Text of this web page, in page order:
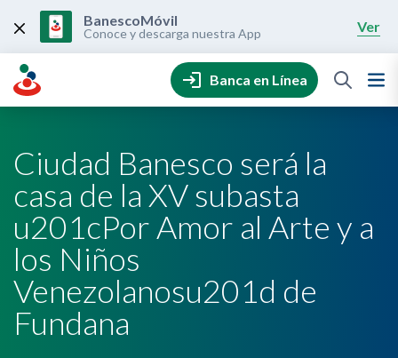
content
BanescoMóvil
Conoce y descarga nuestra App Ver
Banca en Línea
Ciudad Banesco será la
casa de la XV subasta
u201cPor Amor al Arte y a
los Niños
Venezolanosu201d de
Fundana